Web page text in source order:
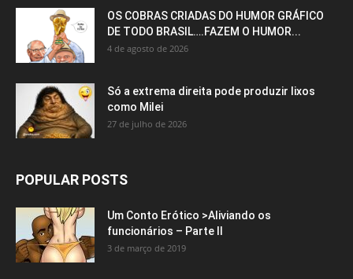
OS COBRAS CRIADAS DO HUMOR GRÁFICO
DE TODO BRASIL….FAZEM O HUMOR...
4 de agosto de 2026
Só a extrema direita pode produzir lixos
como Milei
27 de julho de 2026
POPULAR POSTS
Um Conto Erótico >Aliviando os
funcionários – Parte II
3 de março de 2019